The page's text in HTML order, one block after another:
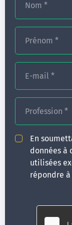
Nom *
Prénom *
E-mail *
Profession *
En
données à
utilisées
répondre
Se former avec
Emergences
en hypnose et
le Dr Claude